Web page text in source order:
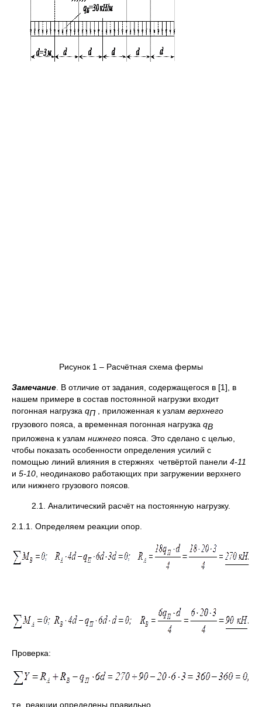
Рисунок 1 – Расчётная схема фермы
Замечание . В отличие от задания, содержащегося в [1], в
нашем примере в состав постоянной нагрузки входит
погонная нагрузка qП , приложенная к узлам верхнего
грузового пояса, а временная погонная нагрузка qВ
приложена к узлам нижнего пояса. Это сделано с целью,
чтобы показать особенности определения усилий с
помощью линий влияния в стержнях четвёртой панели 4-11
и 5-10 , неодинаково работающих при загружении верхнего
или нижнего грузового поясов.
2.1. Аналитический расчёт на постоянную нагрузку.
2.1.1. Определяем реакции опор.
Проверка:
т.е. реакции определены правильно.